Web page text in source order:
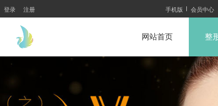
登录 注册 手机版 会员中心
网站首页 整